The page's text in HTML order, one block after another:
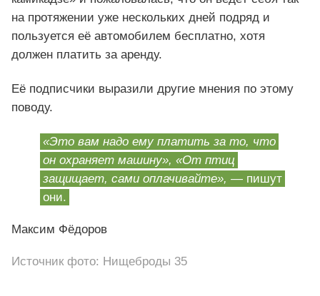
на протяжении уже нескольких дней подряд и
пользуется её автомобилем бесплатно, хотя
должен платить за аренду.
Её подписчики выразили другие мнения по этому
поводу.
«Это вам надо ему платить за то, что
он охраняет машину», «От птиц
защищает, сами оплачивайте», — пишут
они.
Максим Фёдоров
Источник фото: Нищеброды 35